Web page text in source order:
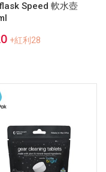
Speed 軟水壺
+紅利28